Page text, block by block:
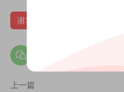
谢坤妮
上一篇